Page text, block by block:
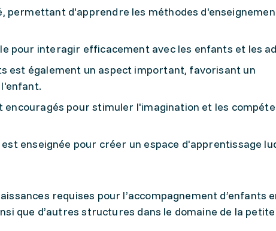
permettant d'apprendre les méthodes
pour interagir efficacement avec les enfants et les
est également un aspect important, favorisant un
pour stimuler l'imagination et les
enseignée pour créer un espace d'apprentissage
requises pour l’accompagnement d’enfants
que d’autres structures dans le domaine de la